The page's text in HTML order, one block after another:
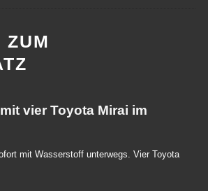
ZUM
vier Toyota Mirai im
mit Wasserstoff unterwegs. Vier Toyota